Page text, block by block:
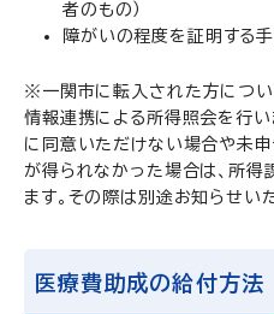
者のもの）
障がいの程度を証明する
※一関市に転入された方につい
情報連携による所得照会を行い
に同意いただけない場合や未
が得られなかった場合は、所
ます。その際は別途お知らせいた
医療費助成の給付方法